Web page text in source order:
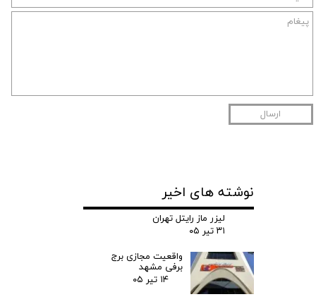
ارسال
نوشته های اخیر
لیزر ماز رایتل تهران
۳۱ تیر ۰۵
واقعیت مجازی برج
برفی مشهد
۱۴ تیر ۰۵